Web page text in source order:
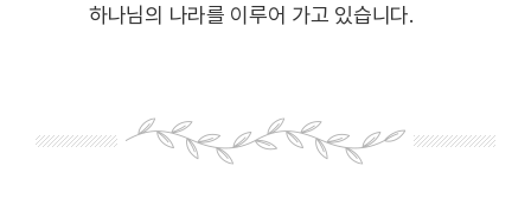
하나님의 나라를 이루어 가고 있습니다.